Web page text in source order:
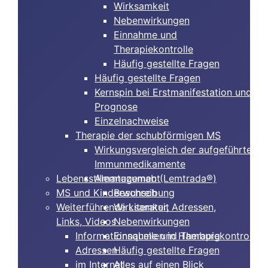
Wirksamkeit
Nebenwirkungen
Einnahme und
Therapiekontrolle
Häufig gestellte Fragen
Häufig gestellte Fragen
Kernspin bei Erstmanifestation und
Prognose
Einzelnachweise
Therapie der schubförmigen MS
Wirkungsvergleich der aufgeführten
Immunmedikamente
Alemtuzumab (Lemtrada®)
Beschreibung
Wirksamkeit
Nebenwirkungen
Einnahme und Therapiekontrolle
Häufig gestellte Fragen
Alles auf einen Blick
Lebensstilmanagement
MS und Kinderwunsch
Weiterführende Literatur, Adressen,
Links, Videos
Informationsquellen in Hamburg
Adressen
im Internet